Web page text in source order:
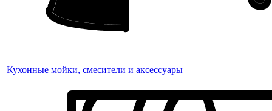
Кухонные мойки, смесители и аксессуары